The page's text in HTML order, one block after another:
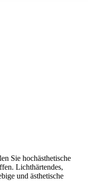
Sie hochästhetische
Lichthärtendes,
und ästhetische